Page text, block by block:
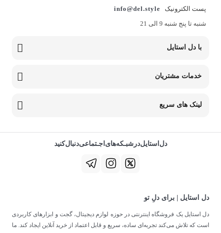
پست الکترونیک
info@del.style
شنبه تا پنج شنبه 9 الی 21
با دل استایل
خدمات مشتریان
لینک های سریع
دل‌استایل‌در‌‌شبـکه‌های‌اجـتماعی‌دنبال‌کنید
دل استایل | برای دلِ تو
دل استایل یک فروشگاه اینترنتی در حوزه لوازم دیجیتال، گجت و ابزارهای کاربردی
است که تلاش می‌کند تجربه‌ای ساده، سریع و قابل اعتماد از خرید آنلاین ایجاد کند. ما